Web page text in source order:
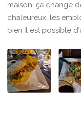
maison, ça change
chaleureux, les
bien Il est possible